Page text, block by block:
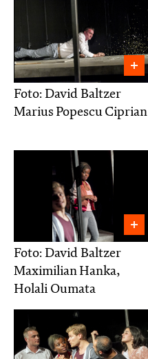
Foto: David Baltzer
Marius Popescu Ciprian
Foto: David Baltzer
Maximilian Hanka,
Holali Oumata